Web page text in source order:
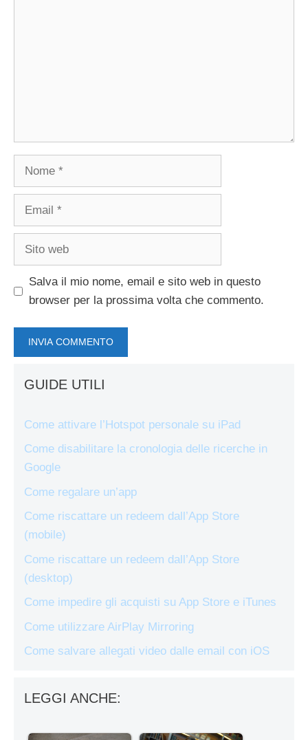
Nome
Email
Sito
Salva il mio nome, email e sito web in questo
browser per la prossima volta che commento.
GUIDE UTILI
Come attivare l’Hotspot personale su iPad
Come disabilitare la cronologia delle ricerche in
Google
Come regalare un’app
Come riscattare un redeem dall’App Store
(mobile)
Come riscattare un redeem dall’App Store
(desktop)
Come impedire gli acquisti su App Store e iTunes
Come utilizzare AirPlay Mirroring
Come salvare allegati video dalle email con iOS
LEGGI ANCHE: